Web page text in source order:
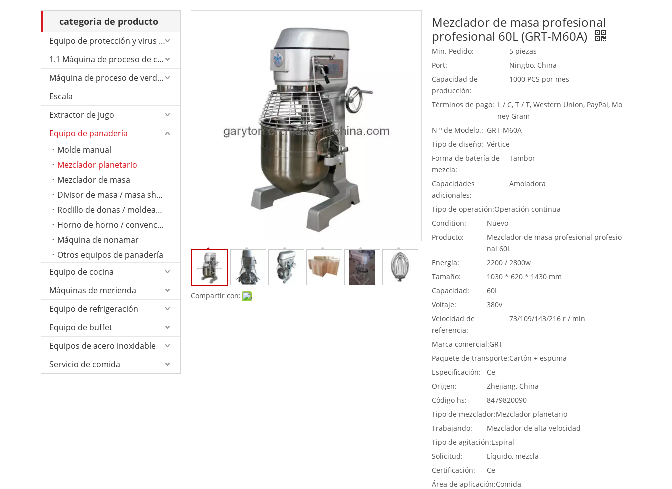
Servicio de comida
categoria de producto
Equipo de protección y virus de Corona.
1.1 Máquina de proceso de carne
Máquina de proceso de verduras
Escala
Extractor de jugo
Equipo de panadería
Molde manual
Mezclador planetario
Mezclador de masa
Divisor de masa / masa sheeter
Rodillo de donas / moldeador
Horno de horno / convención
Máquina de nonamar
Otros equipos de panadería
Equipo de cocina
Máquinas de merienda
Equipo de refrigeración
Equipo de buffet
Equipos de acero inoxidable
Servicio de comida
Compartir con:
Mezclador de masa profesional
profesional 60L (GRT-M60A)
Min. Pedido:
5 piezas
Port:
Ningbo, China
Capacidad de
producción:
1000 PCS por mes
Términos de pago: L / C, T / T, Western Union, PayPal, Mo
ney Gram
N º de Modelo.: GRT-M60A
Tipo de diseño: Vértice
Forma de batería de
mezcla:
Tambor
Capacidades
adicionales:
Amoladora
Tipo de operación:Operación continua
Condition:
Nuevo
Producto:
Mezclador de masa profesional profesio
nal 60L
Energía:
2200 / 2800w
Tamaño:
1030 * 620 * 1430 mm
Capacidad:
60L
Voltaje:
380v
Velocidad de
referencia:
73/109/143/216 r / min
Marca comercial:GRT
Paquete de transporte:Cartón + espuma
Especificación:
Ce
Origen:
Zhejiang, China
Código hs:
8479820090
Tipo de mezclador:Mezclador planetario
Trabajando:
Mezclador de alta velocidad
Tipo de agitación:Espiral
Solicitud:
Líquido, mezcla
Certificación:
Ce
Área de aplicación:Comida